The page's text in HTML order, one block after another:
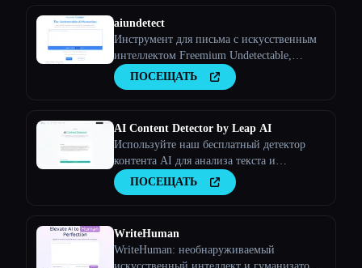
aiundetect
Инструмент для письма с искусственным
интеллектом Freemium Undetectable,
который обходит детекторы
искусственного интеллекта
ПОСЕЩАТЬ
AI Content Detector by Leap AI
Используйте наш бесплатный детектор
контента AI для анализа текста и
определения того, был ли он создан
искусственным интеллектом или нет.
ПОСЕЩАТЬ
WriteHuman
WriteHuman: необнаруживаемый